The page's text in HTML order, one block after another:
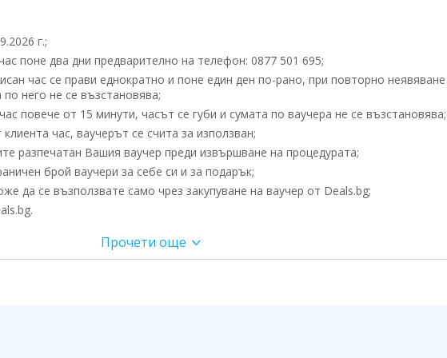
г.;
поне два дни предварително на телефон: 0877 501 695;
час се прави еднократно и поне един ден по-рано, при повторно неявяване
него не се възстановява;
повече от 15 минути, часът се губи и сумата по ваучера не се възстановява;
час, ваучерът се счита за използван;
разпечатан Вашия ваучер преди извършване на процедурата;
брой ваучери за себе си и за подарък;
да се възползвате само чрез закупуване на ваучер от Deals.bg;
масажисти едновременно - едно неповторимо удоволствие от
ефект, чрез който ще заредите тялото си с блаженство. Целта на масажа е
Прочети още